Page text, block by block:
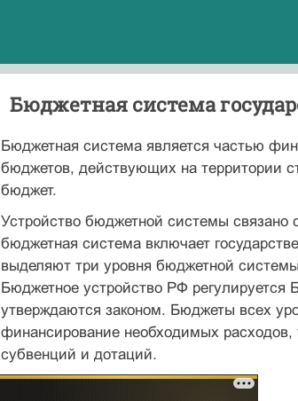
Бюджетная система
Бюджетная система является частью
бюдже­тов, действующих на территории
бюджет.
Устройство бюджетной системы связано
бюджетная система включает
выделяют три уровня бюд­жетной
Бюджетное устройство РФ
утверждаются законом. Бюджеты всех
финансирование необходимых
субвенций и дотаций.